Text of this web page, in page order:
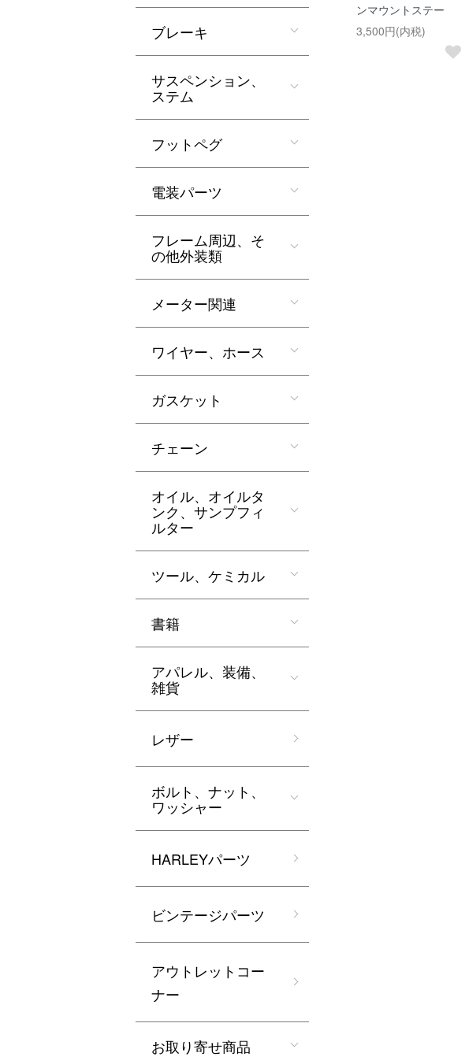
ンマウントステー
3,500円(内税)
ブレーキ
サスペンション、
ステム
フットペグ
電装パーツ
フレーム周辺、そ
の他外装類
メーター関連
ワイヤー、ホース
ガスケット
チェーン
オイル、オイルタ
ンク、サンプフィ
ルター
ツール、ケミカル
書籍
アパレル、装備、
雑貨
レザー
ボルト、ナット、
ワッシャー
HARLEYパーツ
ビンテージパーツ
アウトレットコー
ナー
お取り寄せ商品